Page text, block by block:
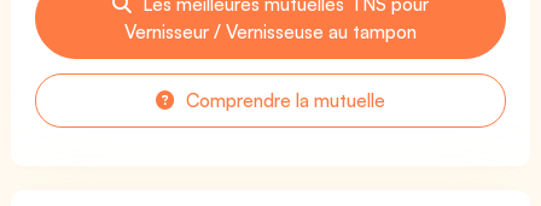
Vernisseur / Vernisseuse au tampon
Comprendre la mutuelle